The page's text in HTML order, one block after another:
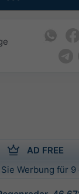
AD FREE
Werbung für